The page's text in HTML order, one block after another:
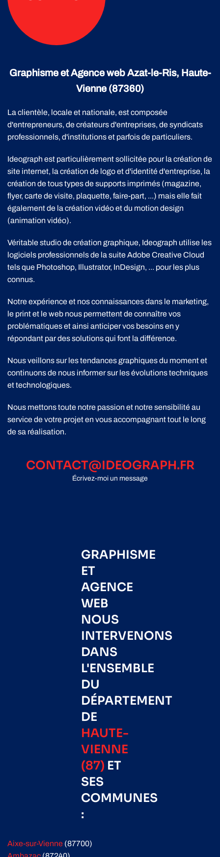
Graphisme et Agence web Azat-le-Ris, Haute-
Vienne (87360)
La clientèle, locale et nationale, est composée
d'entrepreneurs, de créateurs d'entreprises, de syndicats
professionnels, d'institutions et parfois de particuliers.
Ideograph est particulièrement sollicitée pour la création de
site internet, la création de logo et d'identité d'entreprise, la
création de tous types de supports imprimés (magazine,
flyer, carte de visite, plaquette, faire-part, ...) mais elle fait
également de la création vidéo et du motion design
(animation vidéo).
Véritable studio de création graphique, Ideograph utilise les
logiciels professionnels de la suite Adobe Creative Cloud
tels que Photoshop, Illustrator, InDesign, ... pour les plus
connus.
Notre expérience et nos connaissances dans le marketing,
le print et le web nous permettent de connaître vos
problématiques et ainsi anticiper vos besoins en y
répondant par des solutions qui font la différence.
Nous veillons sur les tendances graphiques du moment et
continuons de nous informer sur les évolutions techniques
et technologiques.
Nous mettons toute notre passion et notre sensibilité au
service de votre projet en vous accompagnant tout le long
de sa réalisation.
CONTACT@IDEOGRAPH.FR
Écrivez-moi un message
GRAPHISME
ET
AGENCE
WEB
NOUS
INTERVENONS
DANS
L'ENSEMBLE
DU
DÉPARTEMENT
DE
HAUTE-
VIENNE
(87) ET
SES
COMMUNES
:
Aixe-sur-Vienne (87700)